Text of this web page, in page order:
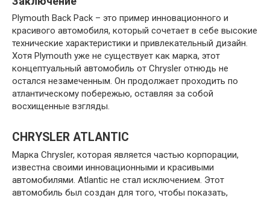
Plymouth Back Pack – это пример инновационного и
красивого автомобиля, который сочетает в себе высокие
технические характеристики и привлекательный дизайн.
Хотя Plymouth уже не существует как марка, этот
концептуальный автомобиль от Chrysler отнюдь не
остался незамеченным. Он продолжает проходить по
атлантическому побережью, оставляя за собой
восхищенные взгляды.
CHRYSLER ATLANTIC
Марка Chrysler, которая является частью корпорации,
известна своими инновационными и красивыми
автомобилями. Atlantic не стал исключением. Этот
автомобиль был создан для того, чтобы показать,